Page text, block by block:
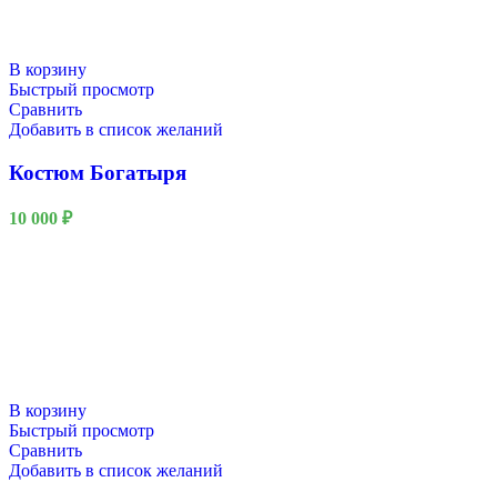
В корзину
Быстрый просмотр
Сравнить
Добавить в список желаний
Костюм Богатыря
10 000 ₽
В корзину
Быстрый просмотр
Сравнить
Добавить в список желаний